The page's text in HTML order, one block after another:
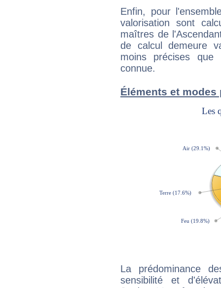
Enfin, pour
valorisation sont
maîtres de
de calcul demeure
moins précises que
connue.
Éléments et
La prédominance
sensibilité et